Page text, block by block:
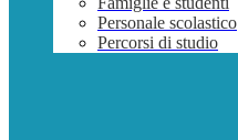
Personale scolastico
Percorsi di studio